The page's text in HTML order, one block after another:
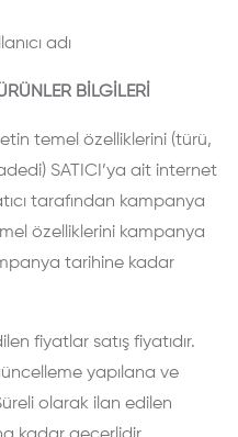
adı
BİLGİLERİ
temel özelliklerini (türü,
SATICI’ya ait internet
tarafından kampanya
özelliklerini kampanya
tarihine kadar
fiyatlar satış fiyatıdır.
yapılana ve
olarak ilan edilen